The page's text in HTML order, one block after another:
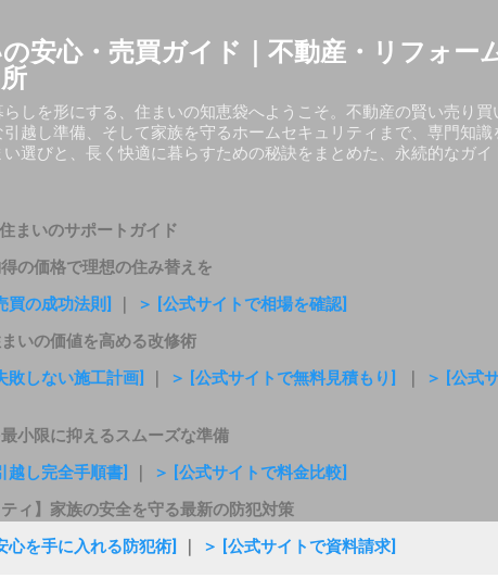
安心・売買ガイド｜不動産・リフォー
らしを形にする、住まいの知恵袋へようこそ。不動産の賢い売り買
引越し準備、そして家族を守るホームセキュリティまで、専門知
い選びと、長く快適に暮らすための秘訣をまとめた、永続的なガイ
まいのサポートガイド
得の価格で理想の住み替えを
買の成功法則]
＞ [公式サイトで相場を確認]
まいの価値を高める改修術
敗しない施工計画]
＞ [公式サイトで無料見積もり] ＞ [公式
最小限に抑えるスムーズな準備
越し完全手順書]
＞ [公式サイトで料金比較]
ティ】家族の安全を守る最新の防犯対策
心を手に入れる防犯術]
＞ [公式サイトで資料請求]